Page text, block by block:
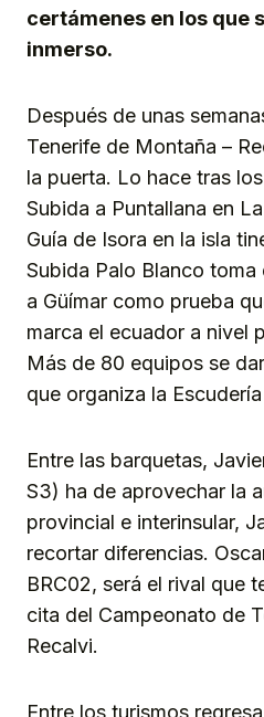
certámenes en los que
inmerso.
Después de unas
Tenerife de Montaña –
la puerta. Lo hace tras
Subida a Puntallana en
Guía de Isora en la isla
Subida Palo Blanco
a Güímar como prueba
marca el ecuador a nivel
Más de 80 equipos se
que organiza la
Entre las barquetas,
S3) ha de aprovechar la
provincial e interinsular,
recortar diferencias.
BRC02, será el rival que
cita del Campeonato de
Recalvi.
Entre los turismos